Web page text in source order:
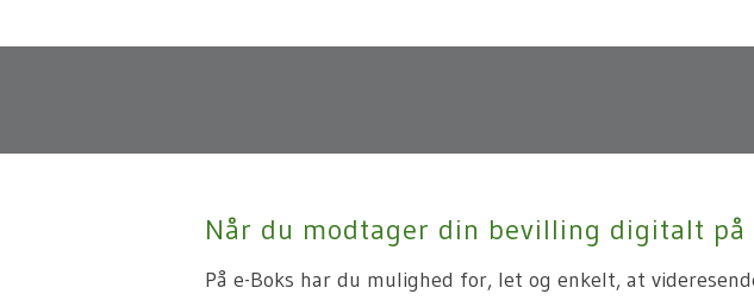
Når du modtager din bevilling digitalt på
På e-Boks har du mulighed for, let og enkelt, at